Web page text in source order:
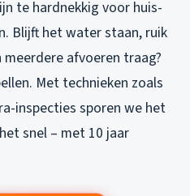
te hardnekkig voor huis-
Blijft het water staan, ruik
afvoeren traag?
Met technieken zoals
inspecties sporen we het
snel – met 10 jaar